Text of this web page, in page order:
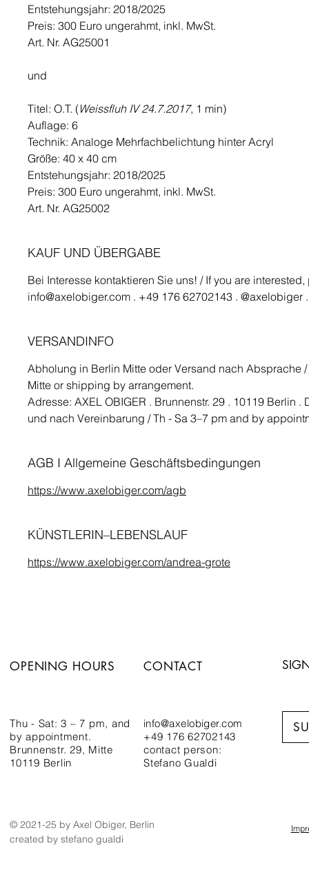
Entstehungsjahr: 2018/2025
Preis: 300 Euro ungerahmt, inkl. MwSt.
Art. Nr. AG25001
und
Titel: O.T. (Weissfluh IV 24.7.2017, 1 min)
Auflage: 6
Technik: Analoge Mehrfachbelichtung hinter Acryl
Größe: 40 x 40 cm
Entstehungsjahr: 2018/2025
Preis: 300 Euro ungerahmt, inkl. MwSt.
Art. Nr. AG25002
KAUF UND ÜBERGABE
Bei Interesse kontaktieren Sie uns! / If you are
info@axelobiger.com . +49 176 62702143 . @axelobiger
VERSANDINFO
Abholung in Berlin Mitte oder Versand nach Absprache
Mitte or shipping by arrangement.
Adresse: AXEL OBIGER . Brunnenstr. 29 . 10119 Berlin .
und nach Vereinbarung / Th - Sa 3–7 pm and by
AGB I Allgemeine Geschäftsbedingungen
https://www.axelobiger.com/agb
KÜNSTLERIN–LEBENSLAUF
https://www.axelobiger.com/andrea-grote
OPENING HOURS CONTACT
Thu - Sat: 3 – 7 pm, and
by appointment.
Brunnenstr. 29, Mitte
10119 Berlin
info@axelobiger.com
+49 176 62702143
contact person:
Stefano Gualdi
© 2021-25 by Axel Obiger, Berlin
created by stefano gualdi